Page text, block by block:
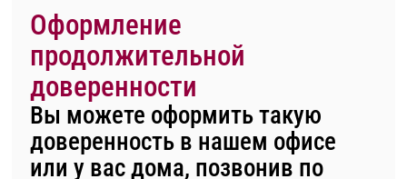
Оформление
продолжительной
доверенности
Вы можете оформить такую
доверенность в нашем офисе
или у вас дома, позвонив по